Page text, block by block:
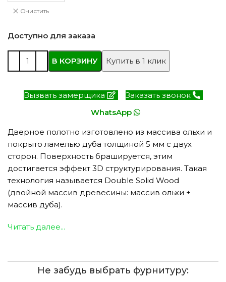
Очистить
Доступно для заказа
В КОРЗИНУ Купить в 1 клик
Вызвать замерщика
Заказать звонок
WhatsApp
Дверное полотно изготовлено из массива ольхи и
покрыто ламелью дуба толщиной 5 мм с двух
сторон. Поверхность брашируется, этим
достигается эффект 3D структурирования. Такая
технология называется Double Solid Wood
(двойной массив древесины: массив ольхи +
массив дуба).
Читать далее...
Не забудь выбрать фурнитуру: